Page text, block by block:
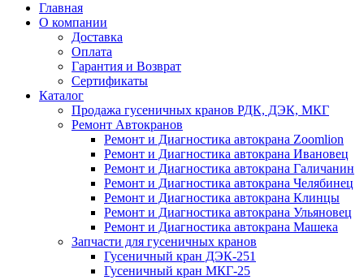
Главная
О компании
Доставка
Оплата
Гарантия и Возврат
Сертификаты
Каталог
Продажа гусеничных кранов РДК, ДЭК, МКГ
Ремонт Автокранов
Ремонт и Диагностика автокрана Zoomlion
Ремонт и Диагностика автокрана Ивановец
Ремонт и Диагностика автокрана Галичанин
Ремонт и Диагностика автокрана Челябинец
Ремонт и Диагностика автокрана Клинцы
Ремонт и Диагностика автокрана Ульяновец
Ремонт и Диагностика автокрана Машека
Запчасти для гусеничных кранов
Гусеничный кран ДЭК-251
Гусеничный кран МКГ-25